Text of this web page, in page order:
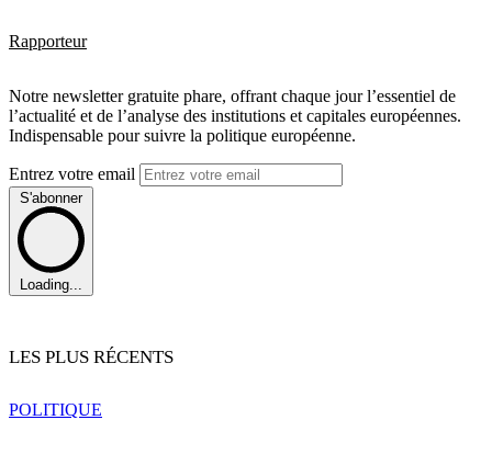
Rapporteur
Notre newsletter gratuite phare, offrant chaque jour l’essentiel de
l’actualité et de l’analyse des institutions et capitales européennes.
Indispensable pour suivre la politique européenne.
Entrez votre email
S'abonner
Loading...
LES PLUS RÉCENTS
POLITIQUE